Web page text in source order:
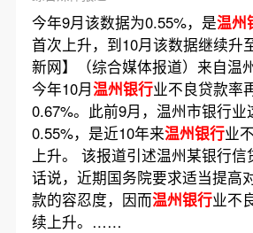
今年9月该数据为0.55%，是温州
首次上升，到10月该数据继续
新网】（综合媒体报道）来自温
今年10月温州银行业不良贷款率
0.67%。此前9月，温州市银行业
0.55%，是近10年来温州银行业
上升。 该报道引述温州某银行
话说，近期国务院要求适当提高
款的容忍度，因而温州银行业不
续上升。……